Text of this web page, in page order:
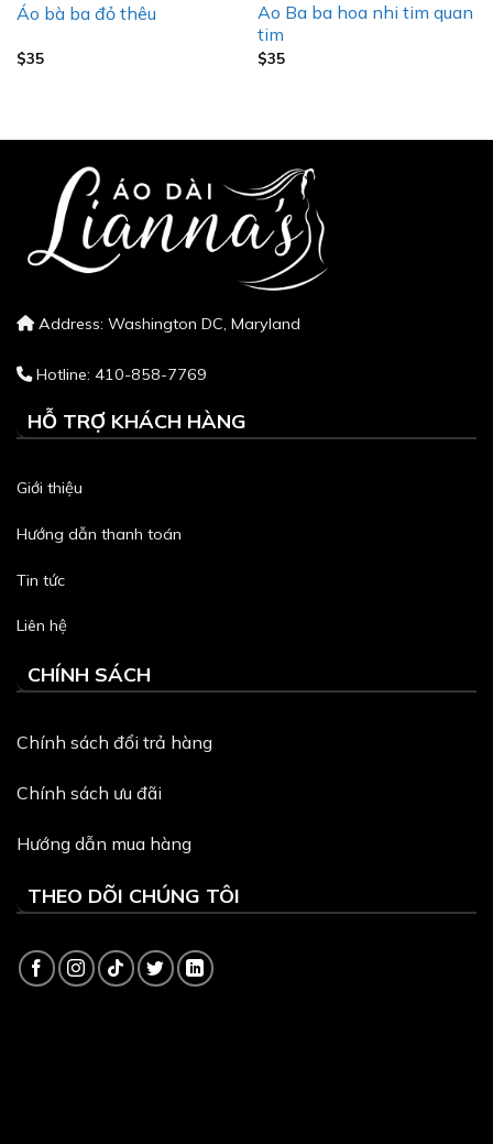
Áo bà ba đỏ thêu
$35
Ao Ba ba hoa nhi tim quan
tim
$35
Address: Washington DC, Maryland
Hotline: 410-858-7769
HỖ TRỢ KHÁCH HÀNG
Giới thiệu
Hướng dẫn thanh toán
Tin tức
Liên hệ
CHÍNH SÁCH
Chính sách đổi trả hàng
Chính sách ưu đãi
Hướng dẫn mua hàng
THEO DÕI CHÚNG TÔI